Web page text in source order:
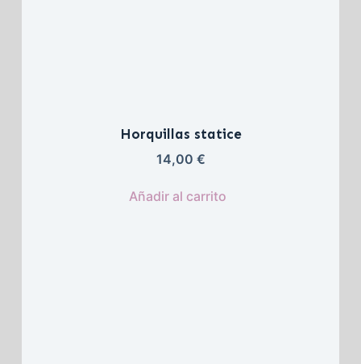
Horquillas statice
14,00 €
Añadir al carrito